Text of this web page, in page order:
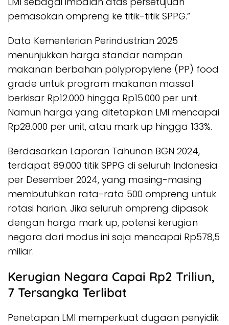
pemasokan ompreng ke titik-titik SPPG.”
Data Kementerian Perindustrian 2025
menunjukkan harga standar nampan
makanan berbahan polypropylene (PP) food
grade untuk program makanan massal
berkisar Rp12.000 hingga Rp15.000 per unit.
Namun harga yang ditetapkan LMI mencapai
Rp28.000 per unit, atau mark up hingga 133%.
Berdasarkan Laporan Tahunan BGN 2024,
terdapat 89.000 titik SPPG di seluruh Indonesia
per Desember 2024, yang masing-masing
membutuhkan rata-rata 500 ompreng untuk
rotasi harian. Jika seluruh ompreng dipasok
dengan harga mark up, potensi kerugian
negara dari modus ini saja mencapai Rp578,5
miliar.
Kerugian Negara Capai Rp2 Triliun,
7 Tersangka Terlibat
Penetapan LMI memperkuat dugaan penyidik